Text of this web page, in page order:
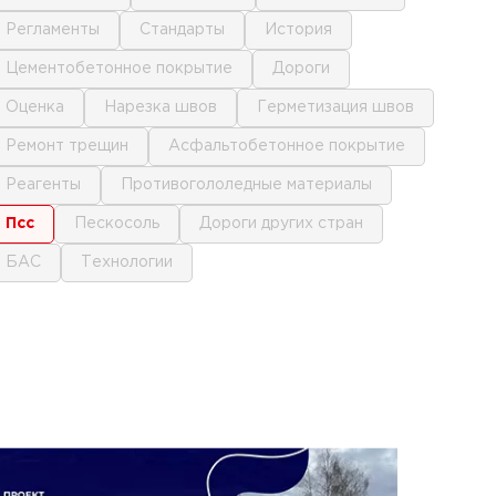
регламенты стандарты история
цементобетонное покрытие дороги
оценка нарезка швов герметизация швов
ремонт трещин асфальтобетонное покрытие
реагенты противогололедные материалы
псс пескосоль дороги других стран
БАС технологии